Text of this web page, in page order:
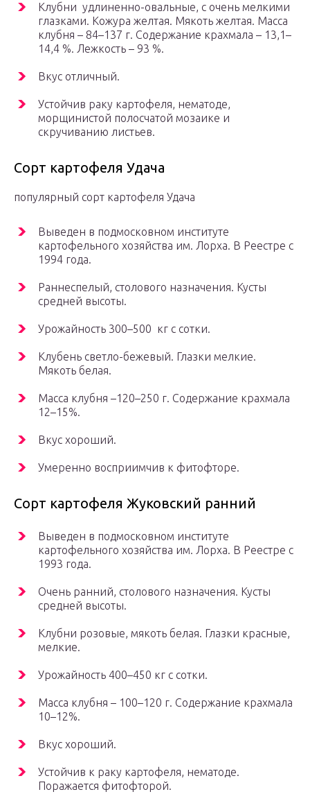
Клубни удлиненно-овальные, с очень мелкими
глазками. Кожура желтая. Мякоть желтая. Масса
клубня – 84–137 г. Содержание крахмала – 13,1–
14,4 %. Лежкость – 93 %.
Вкус отличный.
Устойчив раку картофеля, нематоде,
морщинистой полосчатой мозаике и
скручиванию листьев.
Сорт картофеля Удача
популярный сорт картофеля Удача
Выведен в подмосковном институте
картофельного хозяйства им. Лорха. В Реестре с
1994 года.
Раннеспелый, столового назначения. Кусты
средней высоты.
Урожайность 300–500 кг с сотки.
Клубень светло-бежевый. Глазки мелкие.
Мякоть белая.
Масса клубня –120–250 г. Содержание крахмала
12–15%.
Вкус хороший.
Умеренно восприимчив к фитофторе.
Сорт картофеля Жуковский ранний
Выведен в подмосковном институте
картофельного хозяйства им. Лорха. В Реестре с
1993 года.
Очень ранний, столового назначения. Кусты
средней высоты.
Клубни розовые, мякоть белая. Глазки красные,
мелкие.
Урожайность 400–450 кг с сотки.
Масса клубня – 100–120 г. Содержание крахмала
10–12%.
Вкус хороший.
Устойчив к раку картофеля, нематоде.
Поражается фитофторой.